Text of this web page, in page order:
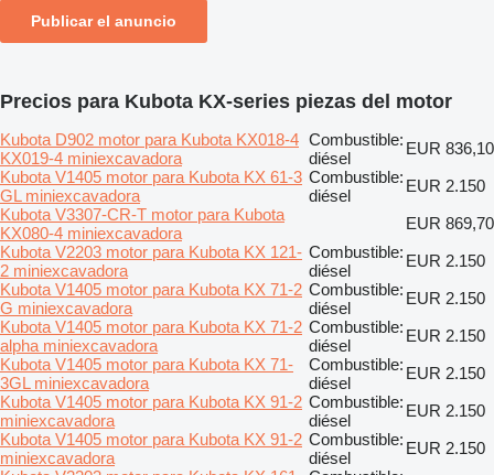
Publicar el anuncio
Precios para Kubota KX-series piezas del motor
Kubota D902 motor para Kubota KX018-4
KX019-4 miniexcavadora
Combustible:
diésel
EUR 836,10
Kubota V1405 motor para Kubota KX 61-3
GL miniexcavadora
Combustible:
diésel
EUR 2.150
Kubota V3307-CR-T motor para Kubota
KX080-4 miniexcavadora
EUR 869,70
Kubota V2203 motor para Kubota KX 121-
2 miniexcavadora
Combustible:
diésel
EUR 2.150
Kubota V1405 motor para Kubota KX 71-2
G miniexcavadora
Combustible:
diésel
EUR 2.150
Kubota V1405 motor para Kubota KX 71-2
alpha miniexcavadora
Combustible:
diésel
EUR 2.150
Kubota V1405 motor para Kubota KX 71-
3GL miniexcavadora
Combustible:
diésel
EUR 2.150
Kubota V1405 motor para Kubota KX 91-2
miniexcavadora
Combustible:
diésel
EUR 2.150
Kubota V1405 motor para Kubota KX 91-2
miniexcavadora
Combustible:
diésel
EUR 2.150